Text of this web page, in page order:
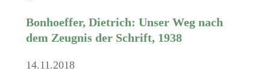
Bonhoeffer, Dietrich: Unser Weg nach
dem Zeugnis der Schrift, 1938
14.11.2018